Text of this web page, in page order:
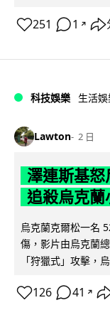
251 1 ↗
科技娛樂 生活
Lawton 2 日
澤連斯基怒
追殺烏克
烏克蘭克爾松一名
傷，影片由烏克蘭
「狩獵式」攻擊，
126 41 ↗